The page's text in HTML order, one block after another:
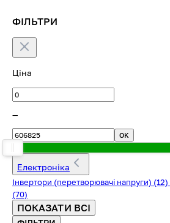
ФІЛЬТРИ
Ціна
—
OK
Електроніка
Інвертори (перетворювачі напруги) (12)
(70)
ПОКАЗАТИ ВСІ